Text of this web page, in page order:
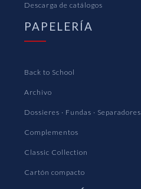
Descarga de catálogos
PAPELERÍA
Back to School
Archivo
Dossieres · Fundas · Separadores
Complementos
Classic Collection
Cartón compacto